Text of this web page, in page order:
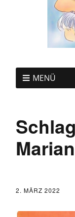
MENÜ
2. MÄRZ 2022